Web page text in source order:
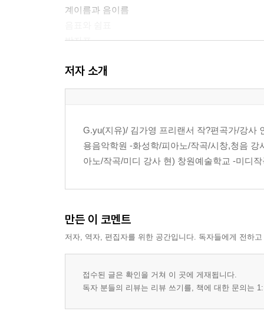
계이름과 음이름
박자표
붙임줄과 이음줄
조표와 임시표
반복 기호란?
반복 기호를 쓰는 이유
세로줄, 겹세로줄, 끝세로줄의 의미
실전 문제
저자 소개
G.yu(지유)/ 김가영 프리랜서 작?편곡가/강사
용음악학원 -화성학/피아노/작곡/시창,청음
아노/작곡/미디 강사 현) 창원예술학교 -미디
만든 이 코멘트
저자, 역자, 편집자를 위한 공간입니다. 독자들에게 전하
접수된 글은 확인을 거쳐 이 곳에 게재됩니다.
독자 분들의 리뷰는 리뷰 쓰기를, 책에 대한 문의는